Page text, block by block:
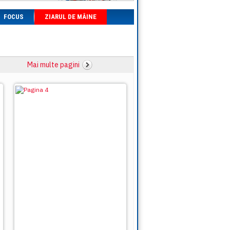
FOCUS ZIARUL DE MÂINE
Mai multe pagini